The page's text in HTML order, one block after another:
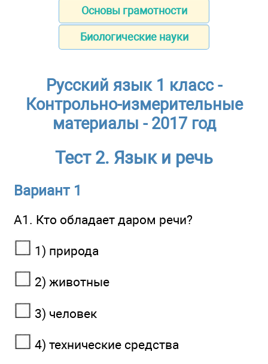
Основы грамотности
Биологические науки
Русский язык 1 класс -
Контрольно-измерительные
материалы - 2017 год
Тест 2. Язык и речь
Вариант 1
А1. Кто обладает даром речи?
1) природа
2) животные
3) человек
4) технические средства